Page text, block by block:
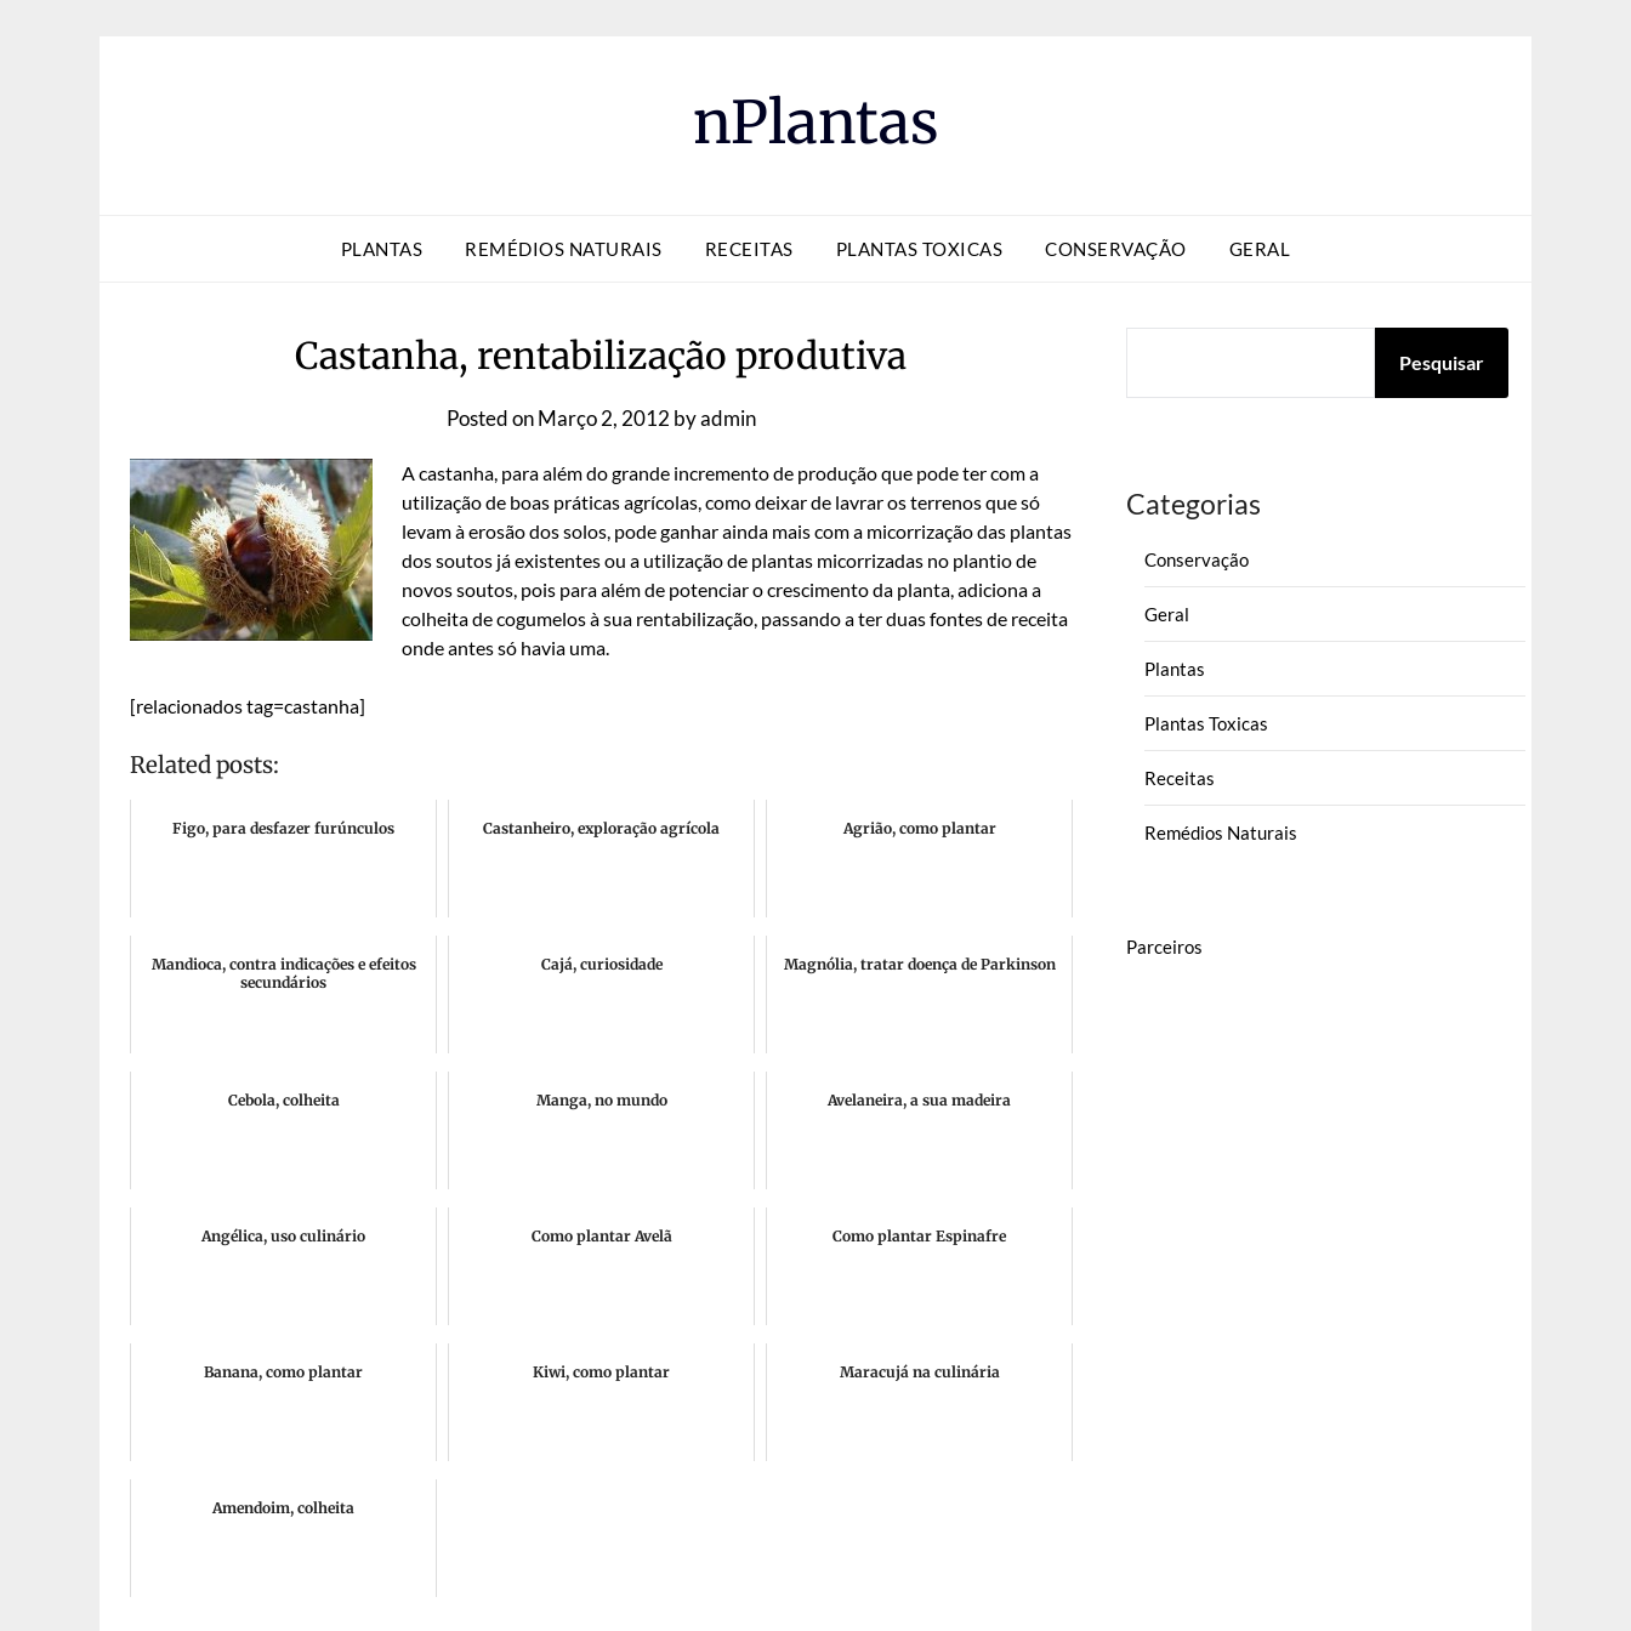
nPlantas
PLANTAS REMÉDIOS NATURAIS RECEITAS PLANTAS TOXICAS CONSERVAÇÃO GERAL
Castanha, rentabilização produtiva
Posted onMarço 2, 2012 byadmin
A castanha, para além do grande incremento de produção que pode ter com a
utilização de boas práticas agrícolas, como deixar de lavrar os terrenos que só
levam à erosão dos solos, pode ganhar ainda mais com a micorrização das plantas
dos soutos já existentes ou a utilização de plantas micorrizadas no plantio de
novos soutos, pois para além de potenciar o crescimento da planta, adiciona a
colheita de cogumelos à sua rentabilização, passando a ter duas fontes de receita
onde antes só havia uma.
[relacionados tag=castanha]
Related posts:
Figo, para desfazer furúnculos Castanheiro, exploração agrícola Agrião, como plantar
Mandioca, contra indicações e efeitos
secundários
Cajá, curiosidade Magnólia, tratar doença de Parkinson
Cebola, colheita Manga, no mundo Avelaneira, a sua madeira
Angélica, uso culinário Como plantar Avelã Como plantar Espinafre
Banana, como plantar Kiwi, como plantar Maracujá na culinária
Amendoim, colheita
Pesquisar
Categorias
Conservação
Geral
Plantas
Plantas Toxicas
Receitas
Remédios Naturais
Parceiros